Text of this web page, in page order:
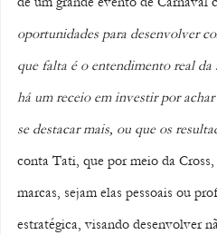
oportunidades para desenvolver
que falta é o entendimento real
há um receio em investir por
se destacar mais, ou que os
conta Tati, que por meio da
marcas, sejam elas pessoais ou
estratégica, visando desenvolver